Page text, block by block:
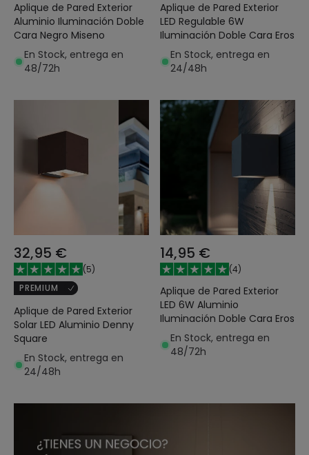
Aplique de Pared Exterior
Aluminio Iluminación Doble
Cara Negro Miseno
En Stock, entrega en
48/72h
Aplique de Pared Exterior
LED Regulable 6W
Iluminación Doble Cara Eros
En Stock, entrega en
24/48h
32,95 €
(5)
PREMIUM
Aplique de Pared Exterior
Solar LED Aluminio Denny
Square
En Stock, entrega en
24/48h
14,95 €
(4)
Aplique de Pared Exterior
LED 6W Aluminio
Iluminación Doble Cara Eros
En Stock, entrega en
48/72h